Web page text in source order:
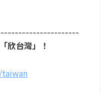
欣台灣」！